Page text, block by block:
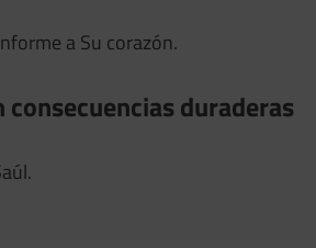
a Su corazón.
duraderas